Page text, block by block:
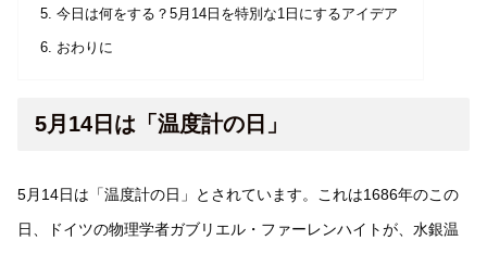
今日は何をする？5月14日を特別な1日にするアイデア
おわりに
5月14日は「温度計の日」
5月14日は「温度計の日」とされています。これは1686年のこの
日、ドイツの物理学者ガブリエル・ファーレンハイトが、水銀温